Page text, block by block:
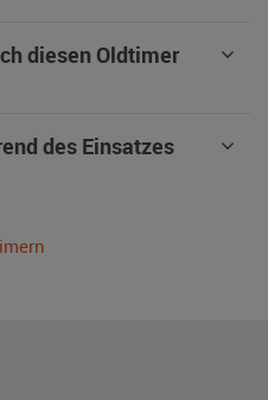
diesen Oldtimer
des Einsatzes